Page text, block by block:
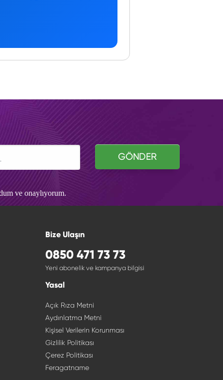
GÖNDER
ve onaylıyorum.
Bize Ulaşın
0850 471 73 73
Yeni abonelik ve kampanya bilgisi
Yasal
Açık Rıza Metni
Aydınlatma Metni
Kişisel Verilerin Korunması
Gizlilik Politikası
Çerez Politikası
Feragatname